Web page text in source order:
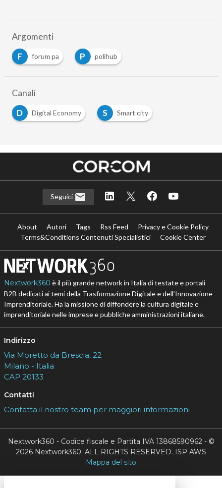
Argomenti
F
forum pa P polihub
Canali
D
Digital Economy S Smart city
Seguici
About Autori Tags Rss Feed
Privacy e Cookie Policy
Terms&Conditions Contenuti Specialistici
Cookie Center
Nextwork360 è il più grande network in Italia di testate e portali
B2B dedicati ai temi della Trasformazione Digitale e dell’Innovazione
Imprenditoriale. Ha la missione di diffondere la cultura digitale e
imprenditoriale nelle imprese e pubbliche amministrazioni italiane.
Indirizzo
Via Moretto da Brescia, 22
Milano - Italia
CAP 20133
Contatti
Contatta il nostro team per maggiori informazioni
Nextwork360 - Codice fiscale e Partita IVA 13868590962 - ©
2026 Nextwork360. ALL RIGHTS RESERVED. ISP AWS
Mappa del sito